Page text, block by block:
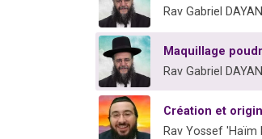
Rav Gabriel
Maquillage
Rav Gabriel
Création et
Rav Yossef 'Haïm